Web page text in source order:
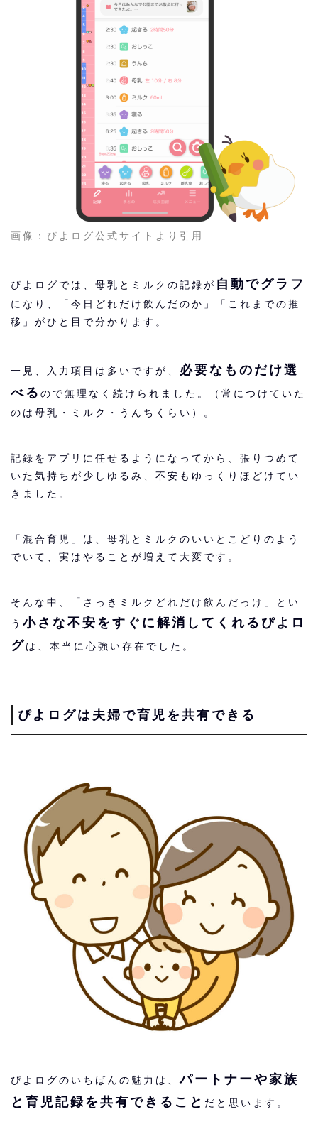
画像：ぴよログ公式サイトより引用
ぴよログでは、母乳とミルクの記録が 自動でグラフ
になり、「今日どれだけ飲んだのか」「これまでの推
移」がひと目で分かります。
一見、入力項目は多いですが、 必要なものだけ選
べる ので無理なく続けられました。（常につけていた
のは母乳・ミルク・うんちくらい）。
記録をアプリに任せるようになってから、張りつめて
いた気持ちが少しゆるみ、不安もゆっくりほどけてい
きました。
「混合育児」は、母乳とミルクのいいとこどりのよう
でいて、実はやることが増えて大変です。
そんな中、「さっきミルクどれだけ飲んだっけ」とい
う 小さな不安をすぐに解消してくれるぴよロ
グは、本当に心強い存在でした。
ぴよログは夫婦で育児を共有できる
ぴよログのいちばんの魅力は、パートナーや家族
と育児記録を共有できること だと思います。